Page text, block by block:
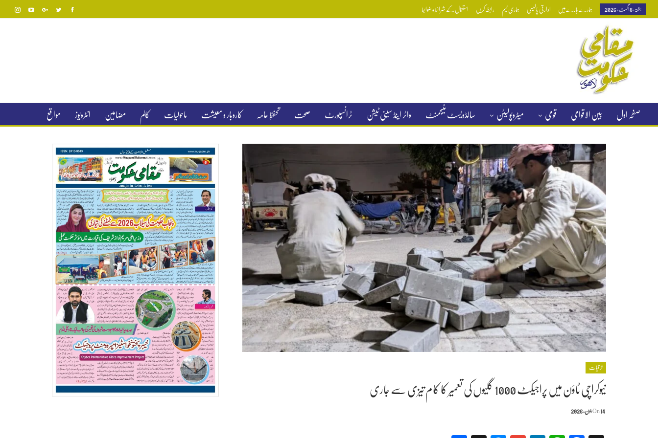
ہفتہ, 8 اگست, 2026 ہمارے بارے میں ادارتی پالیسی ہماری ٹیم رابطہ کریں استعمال کے شرائط و ضوابط
صفحہ اول بین الاقوامی قومی میٹروپولیٹن سالڈویسٹ منیجمنٹ واٹر اینڈ سینی ٹیشن ٹرانسپورٹ صحت تحفظِ عامہ کاروبار و معیشت ماحولیات کالم مضامین انٹرویوز مواقع
ترقیات
نیوکراچی ٹاؤن میں پراجیکٹ 1000 گلیوں کی تعمیر کا کام تیزی سے جاری
On 14 جون, 2026